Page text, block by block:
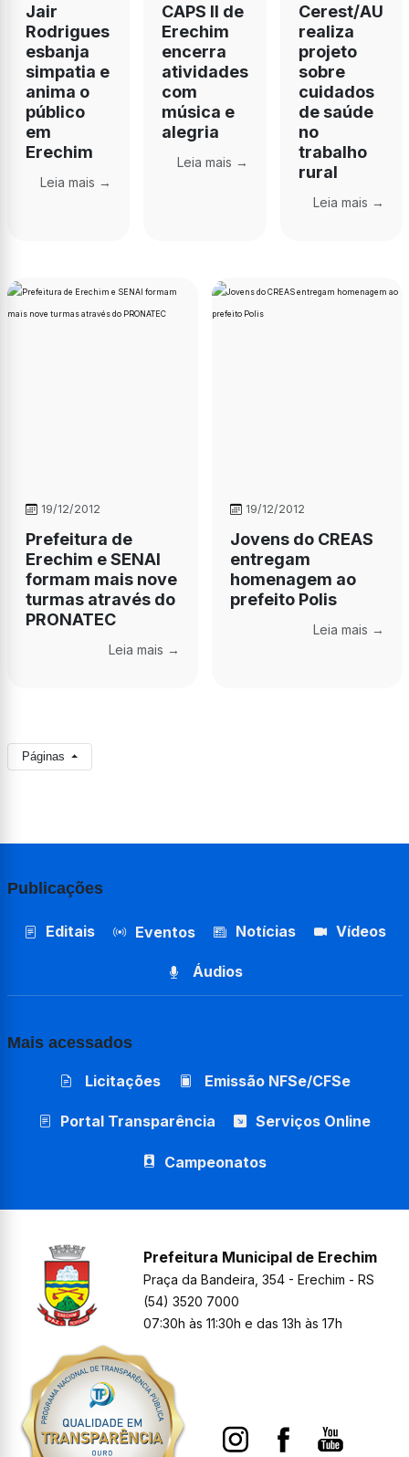
Jair
Rodrigues
esbanja
simpatia e
anima o
público
em
Erechim
Leia mais →
CAPS II de
Erechim
encerra
atividades
com
música e
alegria
Leia mais →
Cerest/AU
realiza
projeto
sobre
cuidados
de saúde
no
trabalho
rural
Leia mais →
19/12/2012
Prefeitura de
Erechim e SENAI
formam mais nove
turmas através do
PRONATEC
Leia mais →
19/12/2012
Jovens do CREAS
entregam
homenagem ao
prefeito Polis
Leia mais →
Páginas
Publicações
Editais Eventos Notícias Vídeos
Áudios
Mais acessados
Licitações Emissão NFSe/CFSe
Portal Transparência Serviços Online
Campeonatos
Prefeitura Municipal de Erechim
Praça da Bandeira, 354 - Erechim - RS
(54) 3520 7000
07:30h às 11:30h e das 13h às 17h